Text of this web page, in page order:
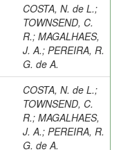
COSTA, N. de L.;
TOWNSEND, C.
R.; MAGALHAES,
J. A.; PEREIRA, R.
G. de A.
COSTA, N. de L.;
TOWNSEND, C.
R.; MAGALHAES,
J. A.; PEREIRA, R.
G. de A.